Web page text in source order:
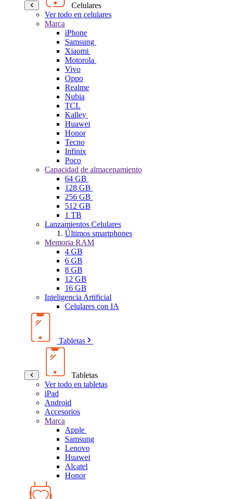
Celulares
Ver todo en celulares
Marca
iPhone
Samsung
Xiaomi
Motorola
Vivo
Oppo
Realme
Nubia
TCL
Kalley
Huawei
Honor
Tecno
Infinix
Poco
Capacidad de almacenamiento
64 GB
128 GB
256 GB
512 GB
1 TB
Lanzamientos Celulares
Últimos smartphones
Memoria RAM
4 GB
6 GB
8 GB
12 GB
16 GB
Inteligencia Artificial
Celulares con IA
Tabletas
Tabletas
Ver todo en tabletas
iPad
Android
Accesorios
Marca
Apple
Samsung
Lenovo
Huawei
Alcatel
Honor